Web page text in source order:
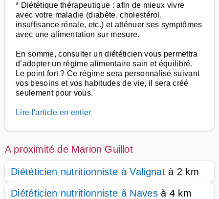
* Diététique thérapeutique : afin de mieux vivre
avec votre maladie (diabète, cholestérol,
insuffisance rénale, etc.) et atténuer ses symptômes
avec une alimentation sur mesure.
En somme, consulter un diététicien vous permettra
d’adopter un régime alimentaire sain et équilibré.
Le point fort ? Ce régime sera personnalisé suivant
vos besoins et vos habitudes de vie, il sera créé
seulement pour vous.
Lire l'article en entier
A proximité de Marion Guillot
Diététicien nutritionniste à Valignatà 2 km
Diététicien nutritionniste à Navesà 4 km